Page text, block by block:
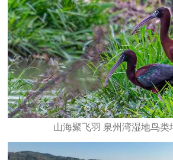
山海聚飞羽 泉州湾湿地鸟类